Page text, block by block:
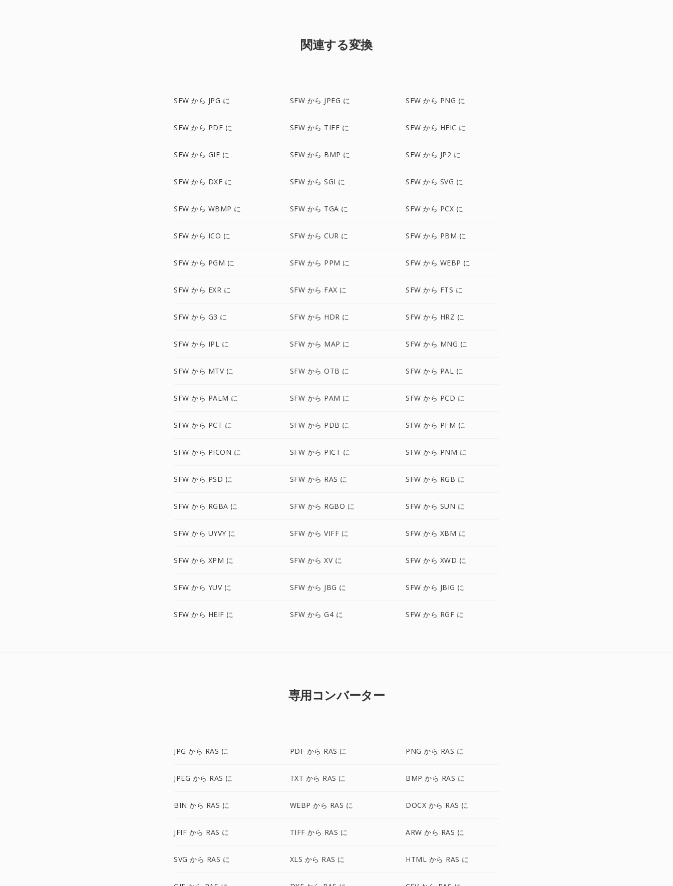
関連する変換
SFW から JPG に SFW から JPEG に SFW から PNG に
SFW から PDF に SFW から TIFF に SFW から HEIC に
SFW から GIF に SFW から BMP に SFW から JP2 に
SFW から DXF に SFW から SGI に SFW から SVG に
SFW から WBMP に SFW から TGA に SFW から PCX に
SFW から ICO に SFW から CUR に SFW から PBM に
SFW から PGM に SFW から PPM に SFW から WEBP に
SFW から EXR に SFW から FAX に SFW から FTS に
SFW から G3 に SFW から HDR に SFW から HRZ に
SFW から IPL に SFW から MAP に SFW から MNG に
SFW から MTV に SFW から OTB に SFW から PAL に
SFW から PALM に SFW から PAM に SFW から PCD に
SFW から PCT に SFW から PDB に SFW から PFM に
SFW から PICON に SFW から PICT に SFW から PNM に
SFW から PSD に SFW から RAS に SFW から RGB に
SFW から RGBA に SFW から RGBO に SFW から SUN に
SFW から UYVY に SFW から VIFF に SFW から XBM に
SFW から XPM に SFW から XV に SFW から XWD に
SFW から YUV に SFW から JBG に SFW から JBIG に
SFW から HEIF に SFW から G4 に SFW から RGF に
専用コンバーター
JPG から RAS に PDF から RAS に PNG から RAS に
JPEG から RAS に TXT から RAS に BMP から RAS に
BIN から RAS に WEBP から RAS に DOCX から RAS に
JFIF から RAS に TIFF から RAS に ARW から RAS に
SVG から RAS に XLS から RAS に HTML から RAS に